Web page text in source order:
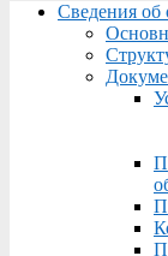
Menu
Сведения об